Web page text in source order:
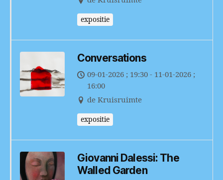
expositie
Conversations
09-01-2026 ; 19:30 - 11-01-2026 ;
16:00
de Kruisruimte
expositie
Giovanni Dalessi: The
Walled Garden